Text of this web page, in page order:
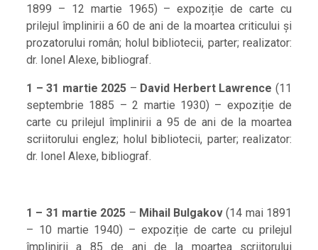
1899 – 12 martie 1965) – expoziție de carte cu
prilejul împlinirii a 60 de ani de la moartea criticului și
prozatorului român; holul bibliotecii, parter; realizator:
dr. Ionel Alexe, bibliograf.
1 – 31 martie 2025 – David Herbert Lawrence(11
septembrie 1885 – 2 martie 1930) – expoziție de
carte cu prilejul împlinirii a 95 de ani de la moartea
scriitorului englez; holul bibliotecii, parter; realizator:
dr. Ionel Alexe, bibliograf.
1 – 31 martie 2025 – Mihail Bulgakov(14 mai 1891
– 10 martie 1940) – expoziție de carte cu prilejul
împlinirii a 85 de ani de la moartea scriitorului